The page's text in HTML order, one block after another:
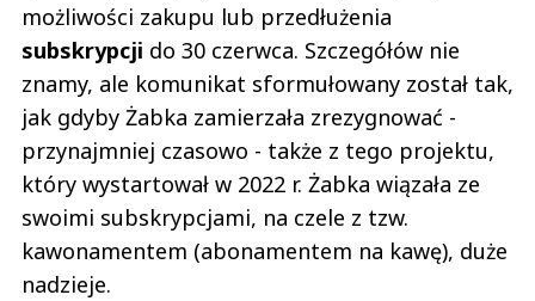
możliwości zakupu lub przedłużenia
subskrypcji do 30 czerwca. Szczegółów nie
znamy, ale komunikat sformułowany został tak,
jak gdyby Żabka zamierzała zrezygnować -
przynajmniej czasowo - także z tego projektu,
który wystartował w 2022 r. Żabka wiązała ze
swoimi subskrypcjami, na czele z tzw.
kawonamentem (abonamentem na kawę), duże
nadzieje.